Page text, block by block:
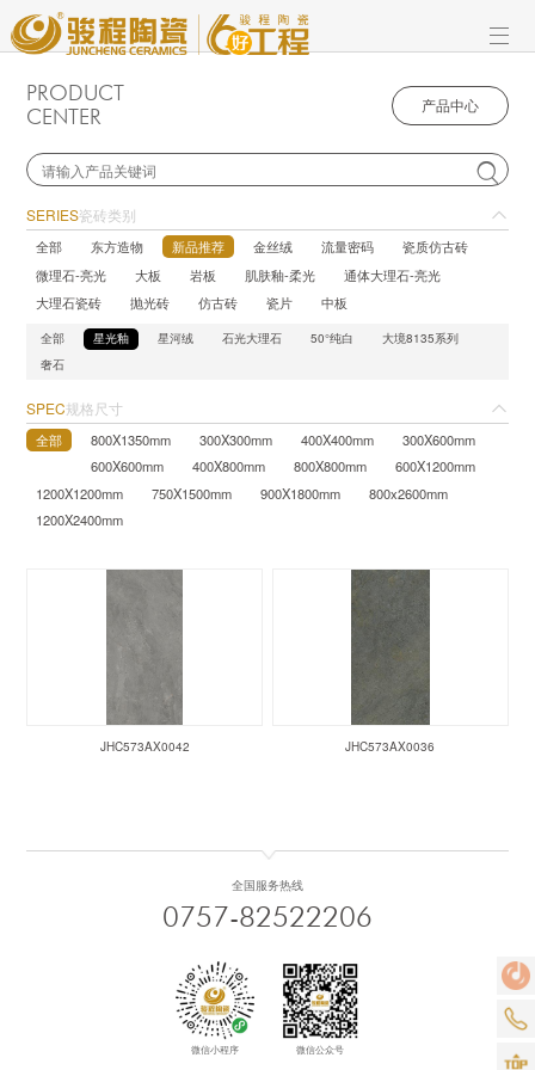
PRODUCT
CENTER
产品中心

SERIES瓷砖类别
全部 东方造物 新品推荐 金丝绒 流量密码
瓷质仿古砖
微理石-亮光
大板 岩板 肌肤釉-柔光
通体大理石-亮光
大理石瓷砖
抛光砖 仿古砖 瓷片 中板
全部 星光釉 星河绒 石光大理石 50°纯白
大境8135系列
奢石
SPEC规格尺寸
全部 800X1350mm 300X300mm 400X400mm
300X600mm
600X600mm
400X800mm 800X800mm
600X1200mm
1200X1200mm
750X1500mm 900X1800mm
800x2600mm
1200X2400mm
JHC573AX0042 JHC573AX0036
全国服务热线
0757-82522206
微信小程序 微信公众号